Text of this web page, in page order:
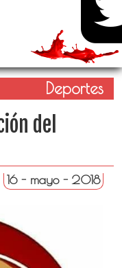
Deportes
del
16 - mayo - 2018